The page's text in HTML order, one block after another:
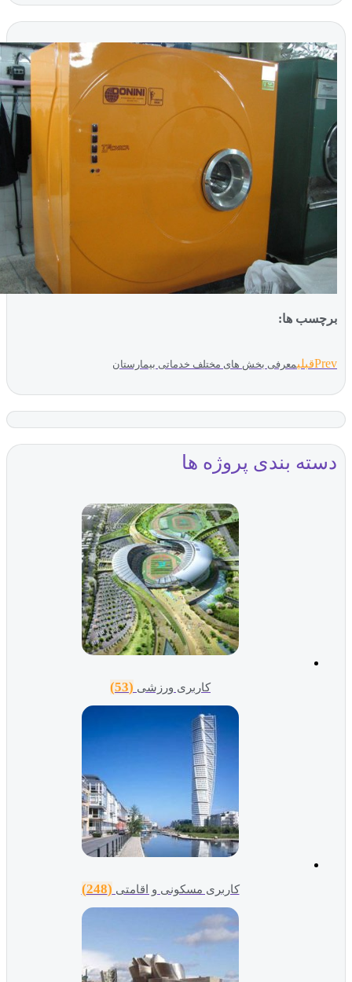
ها:
قبلیمعرفی بخش های مختلف خدماتی بیمارستان
بندی پروژه ها
کاربری ورزشی (53)
کاربری مسکونی و اقامتی(248)